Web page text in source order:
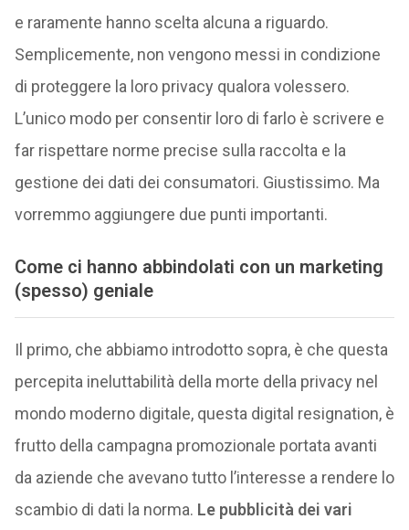
e raramente hanno scelta alcuna a riguardo.
Semplicemente, non vengono messi in condizione
di proteggere la loro privacy qualora volessero.
L’unico modo per consentir loro di farlo è scrivere e
far rispettare norme precise sulla raccolta e la
gestione dei dati dei consumatori. Giustissimo. Ma
vorremmo aggiungere due punti importanti.
Come ci hanno abbindolati con un marketing
(spesso) geniale
Il primo, che abbiamo introdotto sopra, è che questa
percepita ineluttabilità della morte della privacy nel
mondo moderno digitale, questa digital resignation, è
frutto della campagna promozionale portata avanti
da aziende che avevano tutto l’interesse a rendere lo
scambio di dati la norma. Le pubblicità dei vari